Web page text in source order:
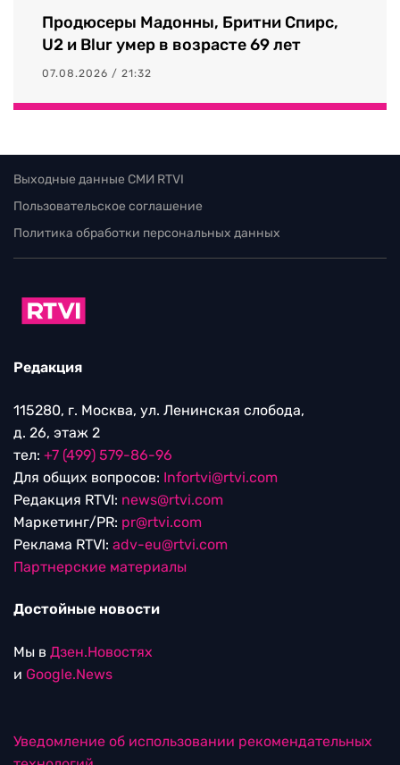
Продюсеры Мадонны, Бритни Спирс,
U2 и Blur умер в возрасте 69 лет
07.08.2026 / 21:32
Выходные данные СМИ RTVI
Пользовательское соглашение
Политика обработки персональных данных
Редакция
115280, г. Москва, ул. Ленинская слобода,
д. 26, этаж 2
тел: +7 (499) 579-86-96
Для общих вопросов: Infortvi@rtvi.com
Редакция RTVI: news@rtvi.com
Маркетинг/PR: pr@rtvi.com
Реклама RTVI: adv-eu@rtvi.com
Партнерские материалы
Достойные новости
Мы в Дзен.Новостях
и Google.News
Уведомление об использовании рекомендательных